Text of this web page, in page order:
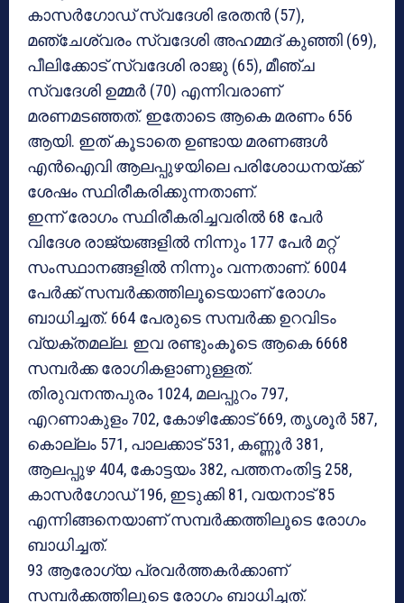
കാസര്‍ഗോഡ് സ്വദേശി ഭരതന്‍ (57),
മഞ്ചേശ്വരം സ്വദേശി അഹമ്മദ് കുഞ്ഞി (69),
പീലിക്കോട് സ്വദേശി രാജു (65), മീഞ്ച
സ്വദേശി ഉമ്മര്‍ (70) എന്നിവരാണ്
മരണമടഞ്ഞത്. ഇതോടെ ആകെ മരണം 656
ആയി. ഇത് കൂടാതെ ഉണ്ടായ മരണങ്ങള്‍
എന്‍ഐവി ആലപ്പുഴയിലെ പരിശോധനയ്ക്ക്
ശേഷം സ്ഥിരീകരിക്കുന്നതാണ്.
ഇന്ന് രോഗം സ്ഥിരീകരിച്ചവരില്‍ 68 പേര്‍
വിദേശ രാജ്യങ്ങളില്‍ നിന്നും 177 പേര്‍ മറ്റ്
സംസ്ഥാനങ്ങളില്‍ നിന്നും വന്നതാണ്. 6004
പേര്‍ക്ക് സമ്പര്‍ക്കത്തിലൂടെയാണ് രോഗം
ബാധിച്ചത്. 664 പേരുടെ സമ്പര്‍ക്ക ഉറവിടം
വ്യക്തമല്ല. ഇവ രണ്ടുംകൂടെ ആകെ 6668
സമ്പര്‍ക്ക രോഗികളാണുള്ളത്.
തിരുവനന്തപുരം 1024, മലപ്പുറം 797,
എറണാകുളം 702, കോഴിക്കോട് 669, തൃശൂര്‍ 587,
കൊല്ലം 571, പാലക്കാട് 531, കണ്ണൂര്‍ 381,
ആലപ്പുഴ 404, കോട്ടയം 382, പത്തനംതിട്ട 258,
കാസര്‍ഗോഡ് 196, ഇടുക്കി 81, വയനാട് 85
എന്നിങ്ങനെയാണ് സമ്പര്‍ക്കത്തിലൂടെ രോഗം
ബാധിച്ചത്.
93 ആരോഗ്യ പ്രവര്‍ത്തകര്‍ക്കാണ്
സമ്പര്‍ക്കത്തിലൂടെ രോഗം ബാധിച്ചത്.